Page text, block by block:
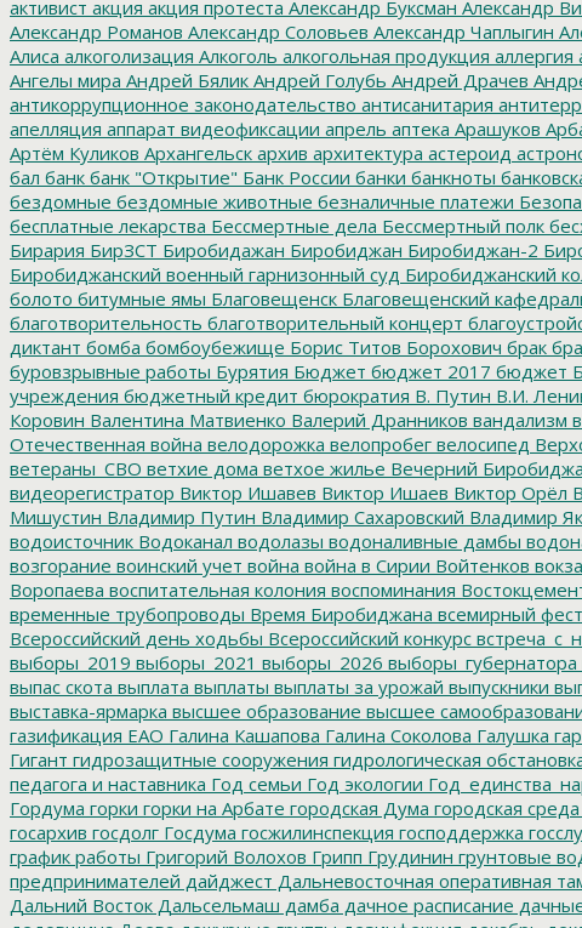
активист акция акция протеста Александр Буксман Александр
Александр Романов Александр Соловьев Александр Чаплыгин
Алиса алкоголизация Алкоголь алкогольная продукция аллергия
Ангелы мира Андрей Бялик Андрей Голубь Андрей Драчев
антикоррупционное законодательство антисанитария
апелляция аппарат видеофиксации апрель аптека Арашуков
Артём Куликов Архангельск архив архитектура астероид
бал банк банк "Открытие" Банк России банки банкноты
бездомные бездомные животные безналичные платежи
бесплатные лекарства Бессмертные дела Бессмертный полк
Бирария БирЗСТ Биробидажан Биробиджан Биробиджан-2
Биробиджанский военный гарнизонный суд Биробиджанский
болото битумные ямы Благовещенск Благовещенский
благотворительность благотворительный концерт
диктант бомба бомбоубежище Борис Титов Борохович брак
буровзрывные работы Бурятия Бюджет бюджет 2017 бюджет
учреждения бюджетный кредит бюрократия В. Путин В.И.
Коровин Валентина Матвиенко Валерий Дранников вандализм
Отечественная война велодорожка велопробег велосипед
ветераны_СВО ветхие дома ветхое жилье Вечерний
видеорегистратор Виктор Ишавев Виктор Ишаев Виктор Орёл
Мишустин Владимир Путин Владимир Сахаровский Владимир
водоисточник Водоканал водолазы водоналивные дамбы
возгорание воинский учет война война в Сирии Войтенков
Воропаева воспитательная колония воспоминания
временные трубопроводы Время Биробиджана всемирный
Всероссийский день ходьбы Всероссийский конкурс
выборы_2019 выборы_2021 выборы_2026 выборы_губернатора
выпас скота выплата выплаты выплаты за урожай выпускники
выставка-ярмарка высшее образование высшее
газификация ЕАО Галина Кашапова Галина Соколова Галушка
Гигант гидрозащитные сооружения гидрологическая
педагога и наставника Год семьи Год экологии
Гордума горки горки на Арбате городская Дума городская среда
госархив госдолг Госдума госжилинспекция господдержка
график работы Григорий Волохов Грипп Грудинин грунтовые
предпринимателей дайджест Дальневосточная оперативная
Дальний Восток Дальсельмаш дамба дачное расписание